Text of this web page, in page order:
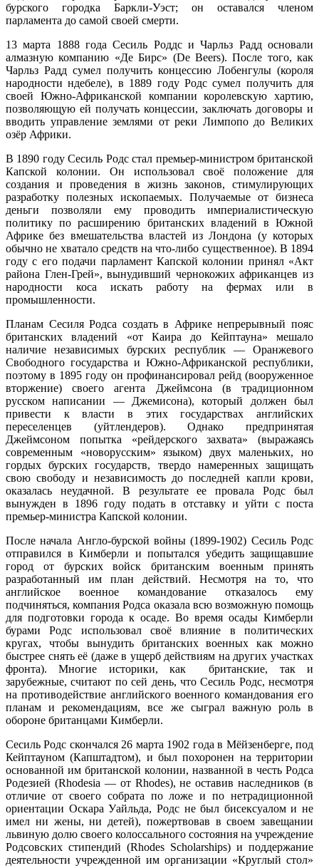
бурского городка Баркли-Уэст; он оставался членом
парламента до самой своей смерти.
13 марта 1888 года Сесиль Роддс и Чарльз Радд основали
алмазную компанию «Де Бирс» (De Beers). После того, как
Чарльз Радд сумел получить концессию Лобенгулы (короля
народности ндебеле), в 1889 году Родс сумел получить для
своей Южно-Африканской компании королевскую хартию,
позволяющую ей получать концессии, заключать договоры и
вводить управление землями от реки Лимпопо до Великих
озёр Африки.
В 1890 году Сесиль Родс стал премьер-министром британской
Капской колонии. Он использовал своё положение для
создания и проведения в жизнь законов, стимулирующих
разработку полезных ископаемых. Получаемые от бизнеса
деньги позволяли ему проводить империалистическую
политику по расширению британских владений в Южной
Африке без вмешательства властей из Лондона (у которых
обычно не хватало средств на что-либо существенное). В 1894
году с его подачи парламент Капской колонии принял «Акт
района Глен-Грей», вынудивший чернокожих африканцев из
народности коса искать работу на фермах или в
промышленности.
Планам Сесиля Родса создать в Африке непрерывный пояс
британских владений «от Каира до Кейптауна» мешало
наличие независимых бурских республик — Оранжевого
Свободного государства и Южно-Африканской республики,
поэтому в 1895 году он профинансировал рейд (вооруженное
вторжение) своего агента Джеймсона (в традиционном
русском написании — Джемисона), который должен был
привести к власти в этих государствах английских
переселенцев (уйтлендеров). Однако предпринятая
Джеймсоном попытка «рейдерского захвата» (выражаясь
современным «новорусским» языком) двух маленьких, но
гордых бурских государств, твердо намеренных защищать
свою свободу и независимость до последней капли крови,
оказалась неудачной. В результате ее провала Родс был
вынужден в 1896 году подать в отставку и уйти с поста
премьер-министра Капской колонии.
После начала Англо-бурской войны (1899-1902) Сесиль Родс
отправился в Кимберли и попытался убедить защищавшие
город от бурских войск британским военным принять
разработанный им план действий. Несмотря на то, что
английское военное командование отказалось ему
подчиняться, компания Родса оказала всю возможную помощь
для подготовки города к осаде. Во время осады Кимберли
бурами Родс использовал своё влияние в политических
кругах, чтобы вынудить британских военных как можно
быстрее снять её (даже в ущерб действиям на других участках
фронта). Многие историки, как британские, так и
зарубежные, считают по сей день, что Сесиль Родс, несмотря
на противодействие английского военного командования его
планам и рекомендациям, все же сыграл важную роль в
обороне британцами Кимберли.
Сесиль Родс скончался 26 марта 1902 года в Мёйзенберге, под
Кейптауном (Капштадтом), и был похоронен на территории
основанной им британской колонии, названной в честь Родса
Родезией (Rhodesia — от Rhodes), не оставив наследников (в
отличие от своего собрата по ложе и по нетрадиционной
ориентации Оскара Уайльда, Родс не был бисексуалом и не
имел ни жены, ни детей), пожертвовав в своем завещании
львиную долю своего колоссального состояния на учреждение
Родсовских стипендий (Rhodes Scholarships) и поддержание
деятельности учрежденной им организации «Круглый стол»